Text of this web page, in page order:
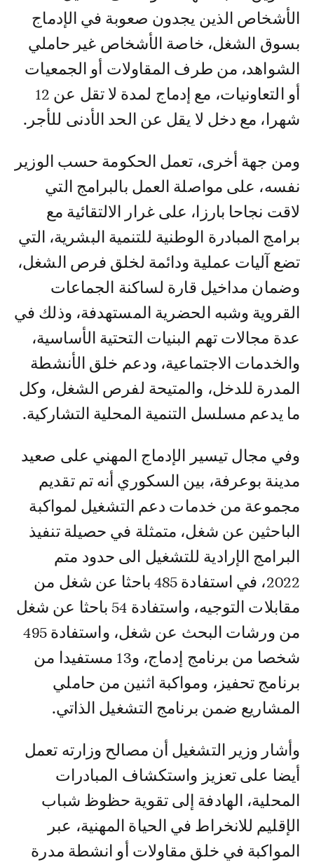
الأشخاص الذين يجدون صعوبة في الإدماج
بسوق الشغل، خاصة الأشخاص غير حاملي
الشواهد، من طرف المقاولات أو الجمعيات
أو التعاونيات، مع إدماج لمدة لا تقل عن 12
شهرا، مع دخل لا يقل عن الحد الأدنى للأجر.
ومن جهة أخرى، تعمل الحكومة حسب الوزير
نفسه، على مواصلة العمل بالبرامج التي
لاقت نجاحا بارزا، على غرار الالتقائية مع
برامج المبادرة الوطنية للتنمية البشرية، التي
تضع آليات عملية ودائمة لخلق فرص الشغل،
وضمان مداخيل قارة لساكنة الجماعات
القروية وشبه الحضرية المستهدفة، وذلك في
عدة مجالات تهم البنيات التحتية الأساسية،
والخدمات الاجتماعية، ودعم خلق الأنشطة
المدرة للدخل، والمتيحة لفرص الشغل، وكل
ما يدعم مسلسل التنمية المحلية التشاركية.
وفي مجال تيسير الإدماج المهني على صعيد
مدينة بوعرفة، بين السكوري أنه تم تقديم
مجموعة من خدمات دعم التشغيل لمواكبة
الباحثين عن شغل، متمثلة في حصيلة تنفيذ
البرامج الإرادية للتشغيل الى حدود متم
2022، في استفادة 485 باحثا عن شغل من
مقابلات التوجيه، واستفادة 54 باحثا عن شغل
من ورشات البحث عن شغل، واستفادة 495
شخصا من برنامج إدماج، و13 مستفيدا من
برنامج تحفيز، ومواكبة اثنين من حاملي
المشاريع ضمن برنامج التشغيل الذاتي.
وأشار وزير التشغيل أن مصالح وزارته تعمل
أيضا على تعزيز واستكشاف المبادرات
المحلية، الهادفة إلى تقوية حظوظ شباب
الإقليم للانخراط في الحياة المهنية، عبر
المواكبة في خلق مقاولات أو انشطة مدرة